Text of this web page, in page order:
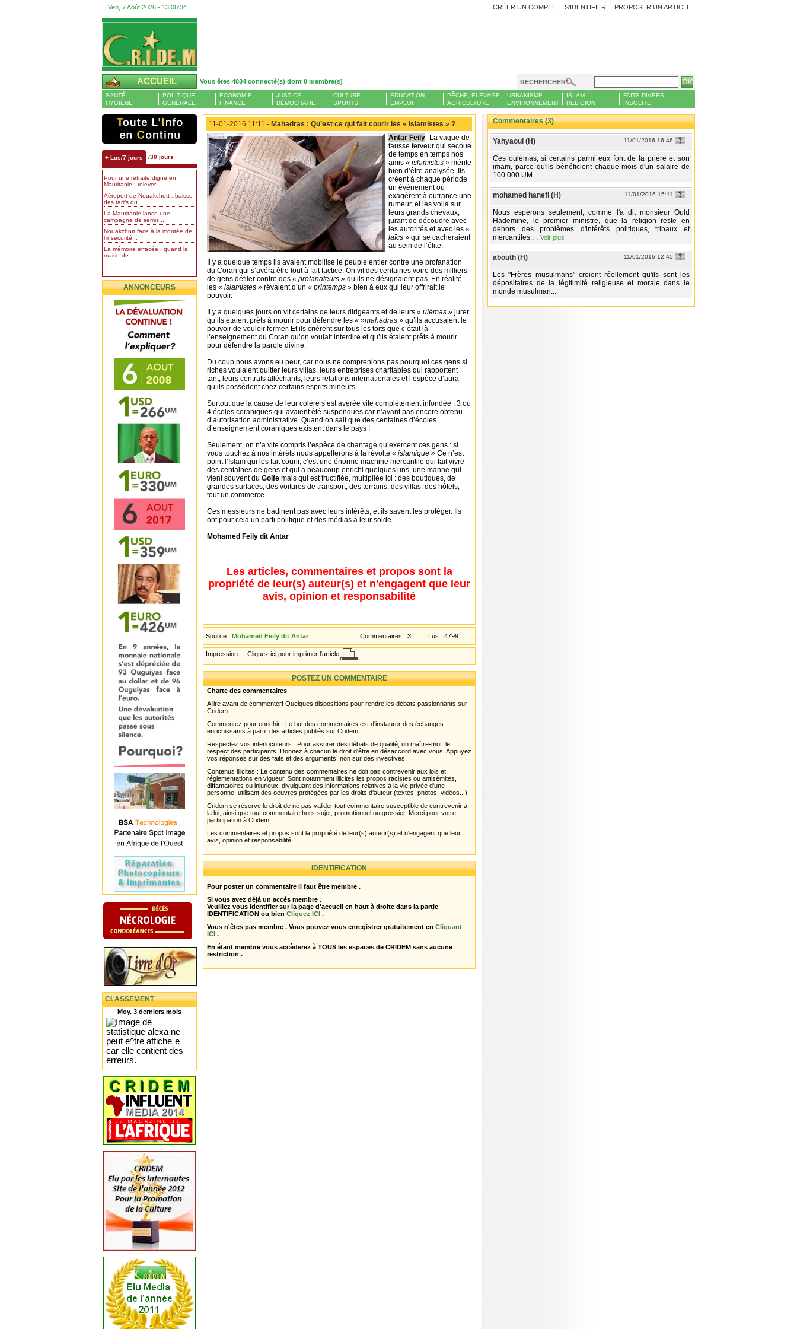
Ven, 7 Août 2026 - 13:08:34 PROPOSER UN ARTICLE
CRÉER UN COMPTE S'IDENTIFIER
ACCUEIL Vous êtes 4834 connecté(s) dont 0 membre(s) RECHERCHER
SANTÉ
HYGIÈNE
POLITIQUE
GÉNÉRALE
ECONOMIE
FINANCE
JUSTICE
DÉMOCRATIE
CULTURE
SPORTS
EDUCATION
EMPLOI
PÊCHE, ELEVAGE
AGRICULTURE
URBANISME
ENVIRONNEMENT
ISLAM
RELIGION
FAITS DIVERS
INSOLITE
+ Lus/7 jours /30 jours
Pour une retraite digne en
Mauritanie : relever...
Aéroport de Nouakchott : baisse
des tarifs du...
La Mauritanie lance une
campagne de semis...
Nouakchott face à la montée de
l’insécurité...
La mémoire effacée : quand la
mairie de...
ANNONCEURS
CLASSEMENT
Moy. 3 derniers mois
11-01-2016 11:11 - Mahadras : Qu’est ce qui fait courir les « islamistes » ?
Antar Feily -La vague de
fausse ferveur qui secoue
de temps en temps nos
amis « islamistes » mérite
bien d’être analysée. Ils
créent à chaque période
un événement ou
exagèrent à outrance une
rumeur, et les voilà sur
leurs grands chevaux,
jurant de découdre avec
les autorités et avec les «
laïcs » qui se cacheraient
au sein de l’élite.
Il y a quelque temps ils avaient mobilisé le peuple entier contre une profanation
du Coran qui s’avéra être tout à fait factice. On vit des centaines voire des milliers
de gens défiler contre des « profanateurs » qu’ils ne désignaient pas. En réalité
les « islamistes » rêvaient d’un « printemps » bien à eux qui leur offrirait le
pouvoir.
Il y a quelques jours on vit certains de leurs dirigeants et de leurs « ulémas » jurer
qu’ils étaient prêts à mourir pour défendre les « »mahadras » qu’ils accusaient le
pouvoir de vouloir fermer. Et ils crièrent sur tous les toits que c’était là
l’enseignement du Coran qu’on voulait interdire et qu’ils étaient prêts à mourir
pour défendre la parole divine.
Du coup nous avons eu peur, car nous ne comprenions pas pourquoi ces gens si
riches voulaient quitter leurs villas, leurs entreprises charitables qui rapportent
tant, leurs contrats alléchants, leurs relations internationales et l’espèce d’aura
qu’ils possèdent chez certains esprits mineurs.
Surtout que la cause de leur colère s’est avérée vite complètement infondée : 3 ou
4 écoles coraniques qui avaient été suspendues car n’ayant pas encore obtenu
d’autorisation administrative. Quand on sait que des centaines d’écoles
d’enseignement coraniques existent dans le pays !
Seulement, on n’a vite compris l’espèce de chantage qu’exercent ces gens : si
vous touchez à nos intérêts nous appellerons à la révolte « islamique » Ce n’est
point l’Islam qui les fait courir, c’est une énorme machine mercantile qui fait vivre
des centaines de gens et qui a beaucoup enrichi quelques uns, une manne qui
vient souvent du Golfe mais qui est fructifiée, multipliée ici : des boutiques, de
grandes surfaces, des voitures de transport, des terrains, des villas, des hôtels,
tout un commerce.
Ces messieurs ne badinent pas avec leurs intérêts, et ils savent les protéger. Ils
ont pour cela un parti politique et des médias à leur solde.
Mohamed Feily dit Antar
Les articles, commentaires et propos sont la
propriété de leur(s) auteur(s) et n'engagent que leur
avis, opinion et responsabilité
Source : Mohamed Feily dit Antar Commentaires : 3 Lus : 4799
Impression : Cliquez ici pour imprimer l'article
POSTEZ UN COMMENTAIRE
Charte des commentaires
A lire avant de commenter! Quelques dispositions pour rendre les débats passionnants sur
Cridem :
Commentez pour enrichir : Le but des commentaires est d'instaurer des échanges
enrichissants à partir des articles publiés sur Cridem.
Respectez vos interlocuteurs : Pour assurer des débats de qualité, un maître-mot: le
respect des participants. Donnez à chacun le droit d'être en désaccord avec vous. Appuyez
vos réponses sur des faits et des arguments, non sur des invectives.
Contenus illicites : Le contenu des commentaires ne doit pas contrevenir aux lois et
réglementations en vigueur. Sont notamment illicites les propos racistes ou antisémites,
diffamatoires ou injurieux, divulguant des informations relatives à la vie privée d'une
personne, utilisant des oeuvres protégées par les droits d'auteur (textes, photos, vidéos...).
Cridem se réserve le droit de ne pas valider tout commentaire susceptible de contrevenir à
la loi, ainsi que tout commentaire hors-sujet, promotionnel ou grossier. Merci pour votre
participation à Cridem!
Les commentaires et propos sont la propriété de leur(s) auteur(s) et n'engagent que leur
avis, opinion et responsabilité.
IDENTIFICATION
Pour poster un commentaire il faut être membre .
Si vous avez déjà un accès membre .
Veuillez vous identifier sur la page d'accueil en haut à droite dans la partie
IDENTIFICATION ou bien Cliquez ICI .
Vous n'êtes pas membre . Vous pouvez vous enregistrer gratuitement en Cliquant
ICI .
En étant membre vous accèderez à TOUS les espaces de CRIDEM sans aucune
restriction .
Commentaires (3)
Yahyaoui (H) 11/01/2016 16:46
Ces oulémas, si certains parmi eux font de la prière et son
imam, parce qu'ils bénéficient chaque mois d'un salaire de
100 000 UM
mohamed hanefi (H) 11/01/2016 15:11
Nous espérons seulement, comme l'a dit monsieur Ould
Hademine, le premier ministre, que la religion reste en
dehors des problèmes d'intérêts politiques, tribaux et
mercantiles.
Voir plus
abouth (H) 11/01/2016 12:45
Les "Frères musulmans" croient réellement qu'ils sont les
dépositaires de la légitimité religieuse et morale dans le
monde musulman...